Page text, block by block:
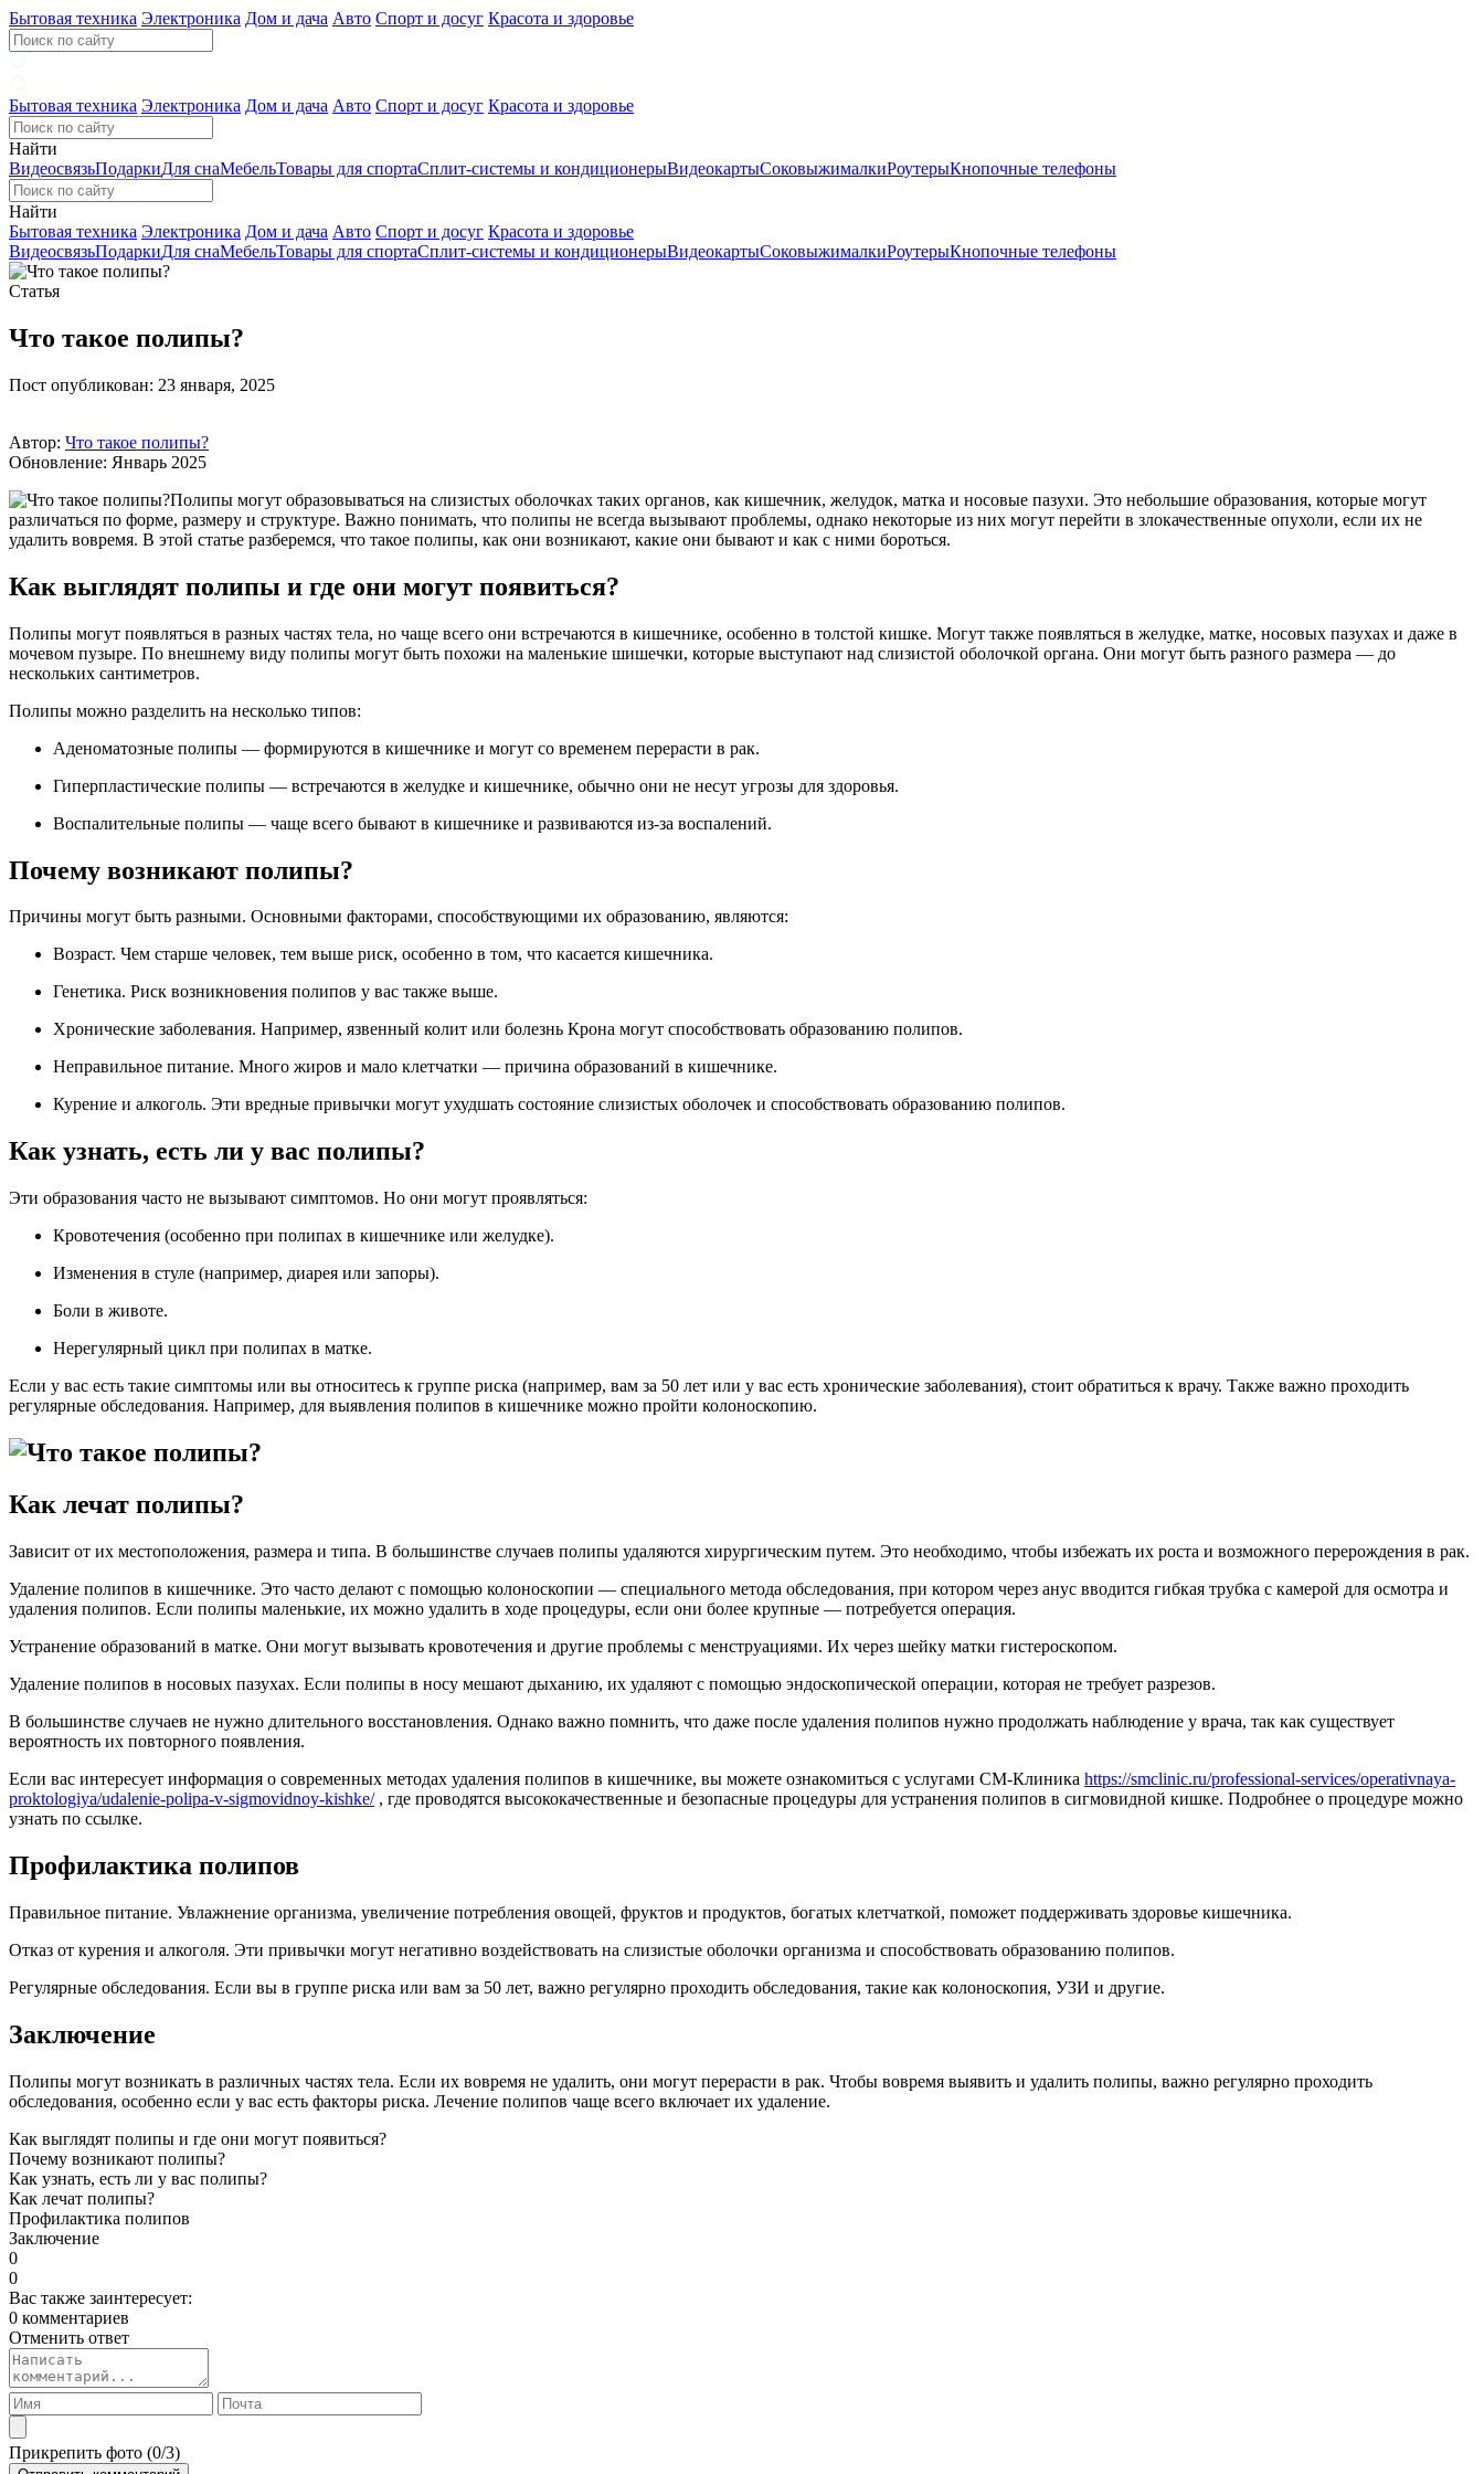
Бытовая техника Электроника Дом и дача Авто Спорт и досуг Красота и здоровье
Бытовая техника Электроника Дом и дача Авто Спорт и досуг Красота и здоровье
Найти
ВидеосвязьПодаркиДля снаМебельТовары для спортаСплит-системы и кондиционерыВидеокартыСоковыжималкиРоутерыКнопочные телефоны
Найти
Бытовая техника Электроника Дом и дача Авто Спорт и досуг Красота и здоровье
ВидеосвязьПодаркиДля снаМебельТовары для спортаСплит-системы и кондиционерыВидеокартыСоковыжималкиРоутерыКнопочные телефоны
Статья
Что такое полипы?
Пост опубликован: 23 января, 2025
Автор: Что такое полипы?
Обновление: Январь 2025
Полипы могут образовываться на слизистых оболочках таких органов, как кишечник, желудок, матка и носовые пазухи. Это небольшие образования, которые могут
различаться по форме, размеру и структуре. Важно понимать, что полипы не всегда вызывают проблемы, однако некоторые из них могут перейти в злокачественные опухоли, если их не
удалить вовремя. В этой статье разберемся, что такое полипы, как они возникают, какие они бывают и как с ними бороться.
Как выглядят полипы и где они могут появиться?
Полипы могут появляться в разных частях тела, но чаще всего они встречаются в кишечнике, особенно в толстой кишке. Могут также появляться в желудке, матке, носовых пазухах и даже в
мочевом пузыре. По внешнему виду полипы могут быть похожи на маленькие шишечки, которые выступают над слизистой оболочкой органа. Они могут быть разного размера — до
нескольких сантиметров.
Полипы можно разделить на несколько типов:
Аденоматозные полипы — формируются в кишечнике и могут со временем перерасти в рак.
Гиперпластические полипы — встречаются в желудке и кишечнике, обычно они не несут угрозы для здоровья.
Воспалительные полипы — чаще всего бывают в кишечнике и развиваются из-за воспалений.
Почему возникают полипы?
Причины могут быть разными. Основными факторами, способствующими их образованию, являются:
Возраст. Чем старше человек, тем выше риск, особенно в том, что касается кишечника.
Генетика. Риск возникновения полипов у вас также выше.
Хронические заболевания. Например, язвенный колит или болезнь Крона могут способствовать образованию полипов.
Неправильное питание. Много жиров и мало клетчатки — причина образований в кишечнике.
Курение и алкоголь. Эти вредные привычки могут ухудшать состояние слизистых оболочек и способствовать образованию полипов.
Как узнать, есть ли у вас полипы?
Эти образования часто не вызывают симптомов. Но они могут проявляться:
Кровотечения (особенно при полипах в кишечнике или желудке).
Изменения в стуле (например, диарея или запоры).
Боли в животе.
Нерегулярный цикл при полипах в матке.
Если у вас есть такие симптомы или вы относитесь к группе риска (например, вам за 50 лет или у вас есть хронические заболевания), стоит обратиться к врачу. Также важно проходить
регулярные обследования. Например, для выявления полипов в кишечнике можно пройти колоноскопию.
Как лечат полипы?
Зависит от их местоположения, размера и типа. В большинстве случаев полипы удаляются хирургическим путем. Это необходимо, чтобы избежать их роста и возможного перерождения в рак.
Удаление полипов в кишечнике. Это часто делают с помощью колоноскопии — специального метода обследования, при котором через анус вводится гибкая трубка с камерой для осмотра и
удаления полипов. Если полипы маленькие, их можно удалить в ходе процедуры, если они более крупные — потребуется операция.
Устранение образований в матке. Они могут вызывать кровотечения и другие проблемы с менструациями. Их через шейку матки гистероскопом.
Удаление полипов в носовых пазухах. Если полипы в носу мешают дыханию, их удаляют с помощью эндоскопической операции, которая не требует разрезов.
В большинстве случаев не нужно длительного восстановления. Однако важно помнить, что даже после удаления полипов нужно продолжать наблюдение у врача, так как существует
вероятность их повторного появления.
Если вас интересует информация о современных методах удаления полипов в кишечнике, вы можете ознакомиться с услугами СМ-Клиника https://smclinic.ru/professional-services/operativnaya-
proktologiya/udalenie-polipa-v-sigmovidnoy-kishke/, где проводятся высококачественные и безопасные процедуры для устранения полипов в сигмовидной кишке. Подробнее о процедуре можно
узнать по ссылке.
Профилактика полипов
Правильное питание. Увлажнение организма, увеличение потребления овощей, фруктов и продуктов, богатых клетчаткой, поможет поддерживать здоровье кишечника.
Отказ от курения и алкоголя. Эти привычки могут негативно воздействовать на слизистые оболочки организма и способствовать образованию полипов.
Регулярные обследования. Если вы в группе риска или вам за 50 лет, важно регулярно проходить обследования, такие как колоноскопия, УЗИ и другие.
Заключение
Полипы могут возникать в различных частях тела. Если их вовремя не удалить, они могут перерасти в рак. Чтобы вовремя выявить и удалить полипы, важно регулярно проходить
обследования, особенно если у вас есть факторы риска. Лечение полипов чаще всего включает их удаление.
Как выглядят полипы и где они могут появиться?
Почему возникают полипы?
Как узнать, есть ли у вас полипы?
Как лечат полипы?
Профилактика полипов
Заключение
0
0
Вас также заинтересует:
0 комментариев
Отменить ответ
Прикрепить фото (0/3)